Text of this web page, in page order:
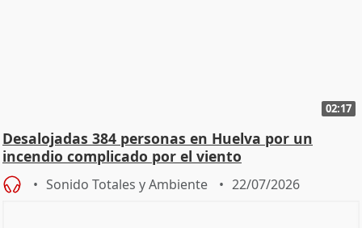
02:17
Desalojadas 384 personas en Huelva por un
incendio complicado por el viento
Sonido Totales y Ambiente 22/07/2026